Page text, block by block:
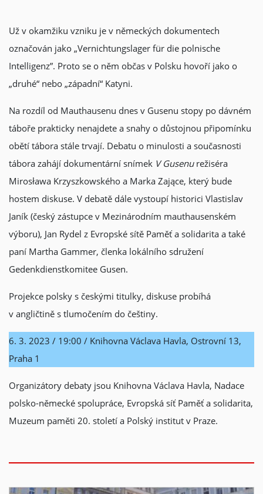
Už v okamžiku vzniku je v německých dokumentech
označován jako „Vernichtungslager für die polnische
Intelligenz”. Proto se o něm občas v Polsku hovoří jako o
„druhé“ nebo „západní“ Katyni.
Na rozdíl od Mauthausenu dnes v Gusenu stopy po dávném
táboře prakticky nenajdete a snahy o důstojnou připomínku
obětí tábora stále trvají. Debatu o minulosti a současnosti
tábora zahájí dokumentární snímek V Gusenurežiséra
Mirosława Krzyszkowského a Marka Zające, který bude
hostem diskuse. V debatě dále vystoupí historici Vlastislav
Janík (český zástupce v Mezinárodním mauthausenském
výboru), Jan Rydel z Evropské sítě Paměť a solidarita a také
paní Martha Gammer, členka lokálního sdružení
Gedenkdienstkomitee Gusen.
Projekce polsky s českými titulky, diskuse probíhá
v angličtině s tlumočením do češtiny.
6. 3. 2023 / 19:00 / Knihovna Václava Havla, Ostrovní 13,
Praha 1
Organizátory debaty jsou Knihovna Václava Havla, Nadace
polsko-německé spolupráce, Evropská síť Paměť a solidarita,
Muzeum paměti 20. století a Polský institut v Praze.